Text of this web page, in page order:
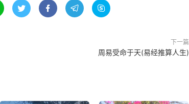
   
下一篇
周易受命于天(易经推算人生)